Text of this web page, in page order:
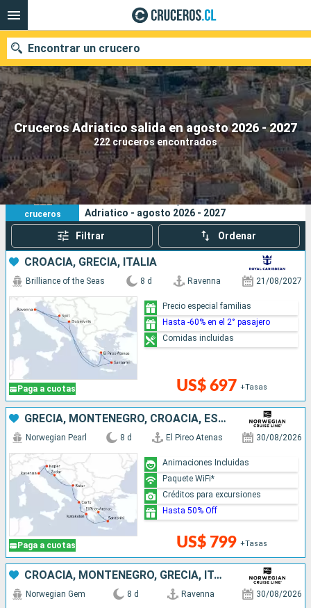
Cruceros Adriatico salida en agosto 2026 - 2027
222 cruceros encontrados
Encontrar un crucero
Nuestros destinos
Fecha de salida
Puertos Compañías
Buscar
222
cruceros
Sus criterios de búsqueda:
Adriatico - agosto 2026 - 2027
Filtrar Ordenar
CROACIA, GRECIA, ITALIA
Paga a cuotas
Brilliance of the Seas 8 d Ravenna 21/08/2027
US$ 697 +Tasas
Precio especial familias
Hasta -60% en el 2° pasajero
Comidas incluidas
GRECIA, MONTENEGRO, CROACIA, ESLOVENIA, ITALIA
Paga a cuotas
Norwegian Pearl 8 d El Pireo Atenas 30/08/2026
US$ 799 +Tasas
Animaciones Incluidas
Paquete WiFi*
Créditos para excursiones
Hasta 50% Off
CROACIA, MONTENEGRO, GRECIA, ITALIA
Norwegian Gem 8 d Ravenna 30/08/2026